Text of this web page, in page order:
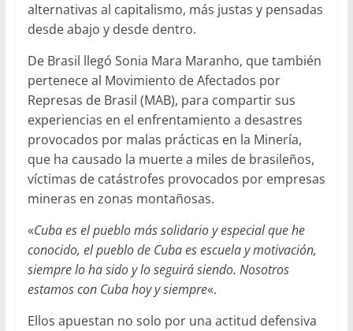
alternativas al capitalismo, más justas y pensadas
desde abajo y desde dentro.
De Brasil llegó Sonia Mara Maranho, que también
pertenece al Movimiento de Afectados por
Represas de Brasil (MAB), para compartir sus
experiencias en el enfrentamiento a desastres
provocados por malas prácticas en la Minería,
que ha causado la muerte a miles de brasileños,
víctimas de catástrofes provocados por empresas
mineras en zonas montañosas.
«Cuba es el pueblo más solidario y especial que he
conocido, el pueblo de Cuba es escuela y motivación,
siempre lo ha sido y lo seguirá siendo. Nosotros
estamos con Cuba hoy y siempre«.
Ellos apuestan no solo por una actitud defensiva